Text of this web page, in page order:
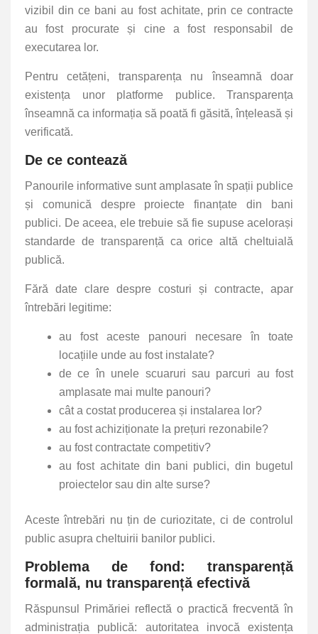
vizibil din ce bani au fost achitate, prin ce contracte
au fost procurate și cine a fost responsabil de
executarea lor.
Pentru cetățeni, transparența nu înseamnă doar
existența unor platforme publice. Transparența
înseamnă ca informația să poată fi găsită, înțeleasă și
verificată.
De ce contează
Panourile informative sunt amplasate în spații publice
și comunică despre proiecte finanțate din bani
publici. De aceea, ele trebuie să fie supuse acelorași
standarde de transparență ca orice altă cheltuială
publică.
Fără date clare despre costuri și contracte, apar
întrebări legitime:
au fost aceste panouri necesare în toate
locațiile unde au fost instalate?
de ce în unele scuaruri sau parcuri au fost
amplasate mai multe panouri?
cât a costat producerea și instalarea lor?
au fost achiziționate la prețuri rezonabile?
au fost contractate competitiv?
au fost achitate din bani publici, din bugetul
proiectelor sau din alte surse?
Aceste întrebări nu țin de curiozitate, ci de controlul
public asupra cheltuirii banilor publici.
Problema de fond: transparență
formală, nu transparență efectivă
Răspunsul Primăriei reflectă o practică frecventă în
administrația publică: autoritatea invocă existența